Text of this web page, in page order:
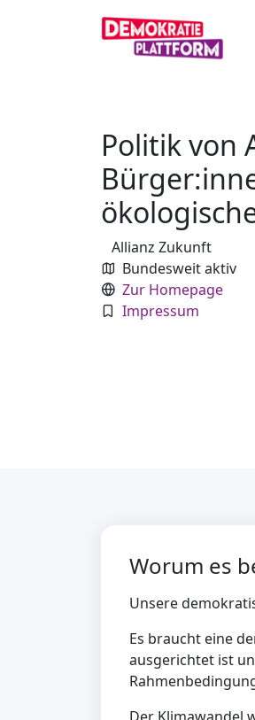
Politik von
Allianz Zukunft
Bundesweit aktiv
Zur Homepage
Impressum
Worum es
Unsere
Es braucht eine
ausgerichtet ist